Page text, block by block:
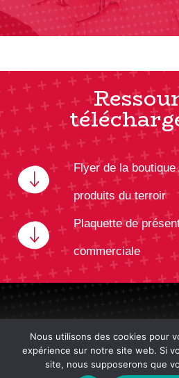
Flyer de la
produits du terroir
Plaquette de
commerciale
Nous utilisons des cookies pour
expérience sur notre site web. Si
site, nous supposerons que